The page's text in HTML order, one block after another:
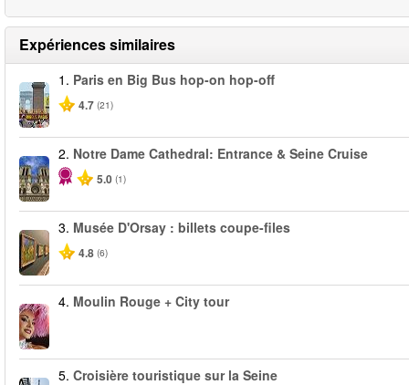
Expériences similaires
1. Paris en Big Bus hop-on hop-off
4.7 (21)
2. Notre Dame Cathedral: Entrance & Seine Cruise
5.0 (1)
3. Musée D'Orsay : billets coupe-files
4.8 (6)
4. Moulin Rouge + City tour
5. Croisière touristique sur la Seine